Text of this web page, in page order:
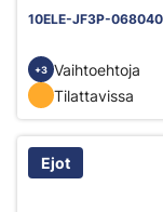
10ELE-JF3P-068040
+3 Vaihtoehtoja
Tilattavissa
Ejot